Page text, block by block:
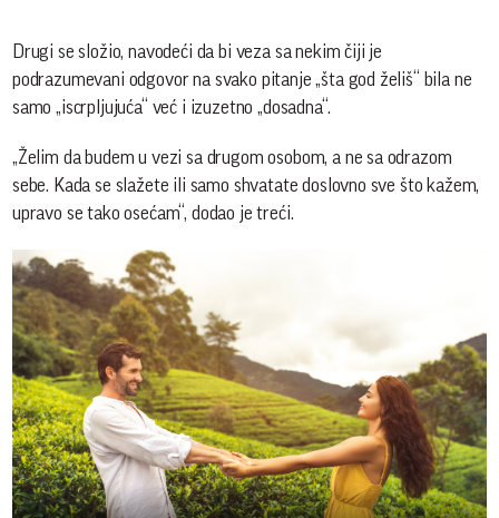
Drugi se složio, navodeći da bi veza sa nekim čiji je
podrazumevani odgovor na svako pitanje „šta god želiš“ bila ne
samo „iscrpljujuća“ već i izuzetno „dosadna“.
„Želim da budem u vezi sa drugom osobom, a ne sa odrazom
sebe. Kada se slažete ili samo shvatate doslovno sve što kažem,
upravo se tako osećam“, dodao je treći.